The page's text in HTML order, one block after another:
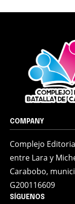
COMPANY
Complejo
entre Lara y
Carabobo,
G200116609
SÍGUENOS